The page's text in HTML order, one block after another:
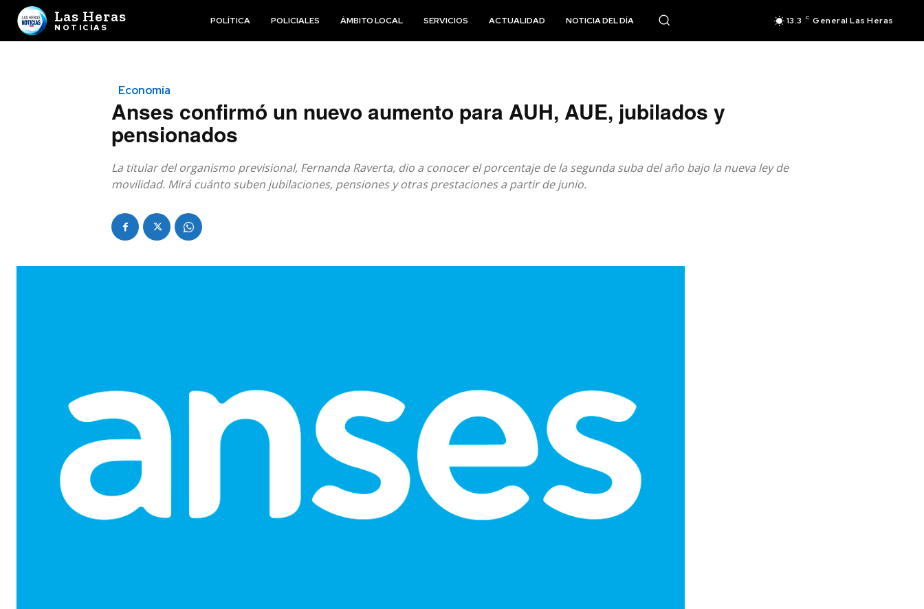
Las Heras
NOTICIAS
POLÍTICA POLICIALES ÁMBITO LOCAL SERVICIOS ACTUALIDAD NOTICIA DEL DÍA 13.3 C General Las Heras
Economía
Anses confirmó un nuevo aumento para AUH, AUE, jubilados y
pensionados
La titular del organismo previsional, Fernanda Raverta, dio a conocer el porcentaje de la segunda suba del año bajo la nueva ley de
movilidad. Mirá cuánto suben jubilaciones, pensiones y otras prestaciones a partir de junio.